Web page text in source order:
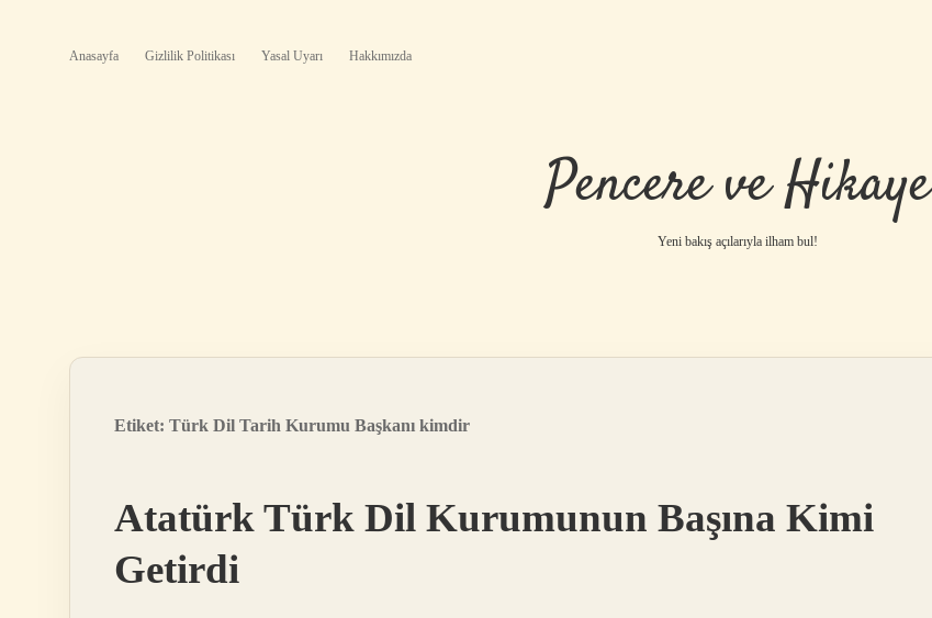
Anasayfa Gizlilik Politikası Yasal Uyarı Hakkımızda
Pencere ve Hikaye
Yeni bakış açılarıyla ilham bul!
Etiket: Türk Dil Tarih Kurumu Başkanı kimdir
Atatürk Türk Dil Kurumunun Başına Kimi
Getirdi